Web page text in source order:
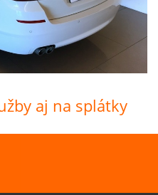
aj na splátky